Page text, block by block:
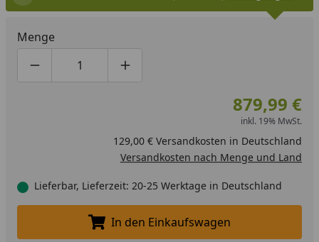
Menge
Produktmenge um eins verringern
Produktmenge manuell eingeben
Produktmenge um eins erhöhen
879,99 €
inkl. 19% MwSt.
129,00 € Versandkosten in Deutschland
Versandkosten nach Menge und Land
Lieferbar, Lieferzeit: 20-25 Werktage in Deutschland
In den Einkaufswagen legen
In den Einkaufswagen